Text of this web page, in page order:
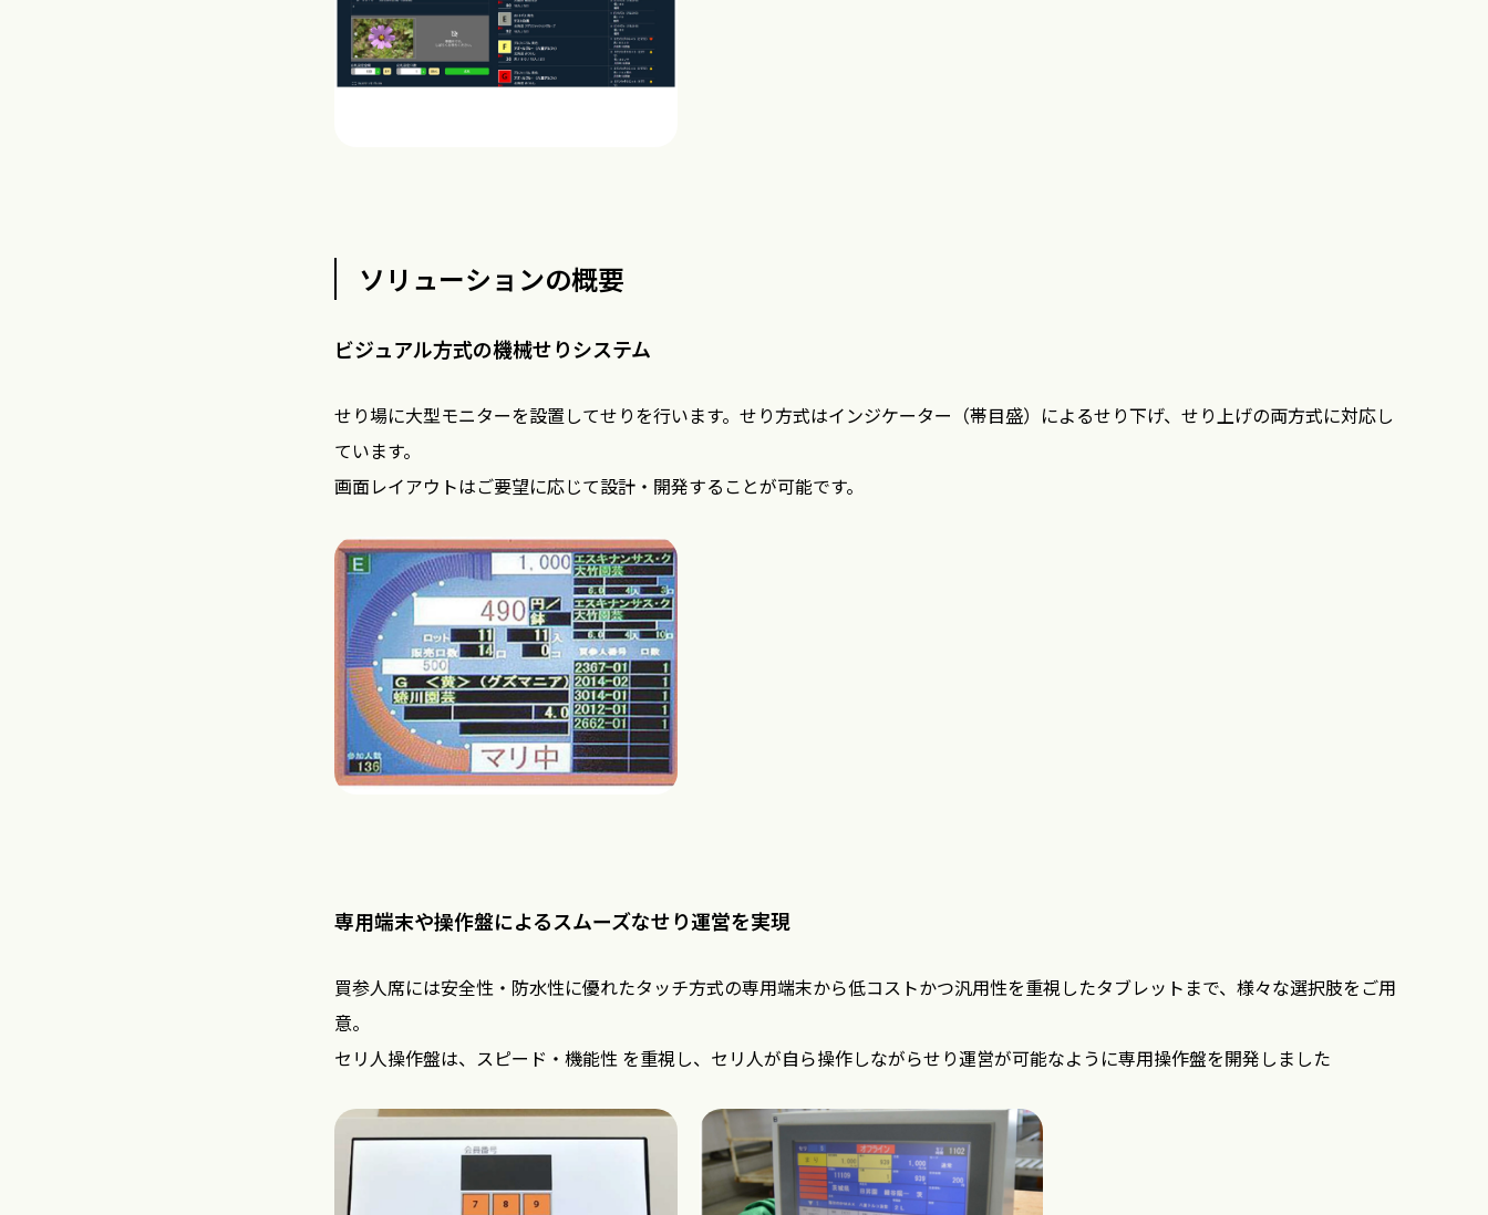
ソリューションの概要
ビジュアル方式の機械せりシステム
せり場に大型モニターを設置してせりを行います。せり方式はインジケーター（帯目盛）によるせり下げ、せり上げの両方式に対応し
ています。
画面レイアウトはご要望に応じて設計・開発することが可能です。
専用端末や操作盤によるスムーズなせり運営を実現
買参人席には安全性・防水性に優れたタッチ方式の専用端末から低コストかつ汎用性を重視したタブレットまで、様々な選択肢をご用
意。
セリ人操作盤は、スピード・機能性 を重視し、セリ人が自ら操作しながらせり運営が可能なように専用操作盤を開発しました